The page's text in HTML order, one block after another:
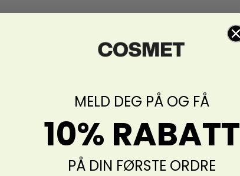
MELD DEG PÅ OG FÅ
10% RABATT
PÅ DIN FØRSTE ORDRE